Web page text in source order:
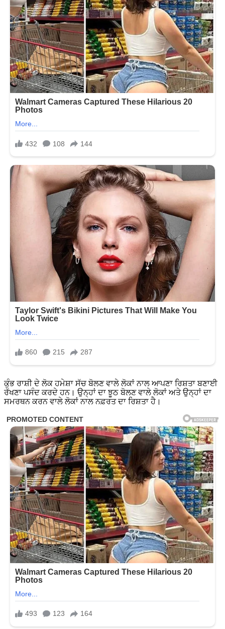
ਕੁੰਭ ਰਾਸ਼ੀ ਦੇ ਲੋਕ ਹਮੇਸ਼ਾ ਸੱਚ ਬੋਲਣ ਵਾਲੇ ਲੋਕਾਂ ਨਾਲ ਆਪਣਾ ਰਿਸ਼ਤਾ ਬਣਾਈ
ਰੱਖਣਾ ਪਸੰਦ ਕਰਦੇ ਹਨ। ਉਨ੍ਹਾਂ ਦਾ ਝੂਠ ਬੋਲਣ ਵਾਲੇ ਲੋਕਾਂ ਅਤੇ ਉਨ੍ਹਾਂ ਦਾ
ਸਮਰਥਨ ਕਰਨ ਵਾਲੇ ਲੋਕਾਂ ਨਾਲ ਨਫ਼ਰਤ ਦਾ ਰਿਸ਼ਤਾ ਹੈ।